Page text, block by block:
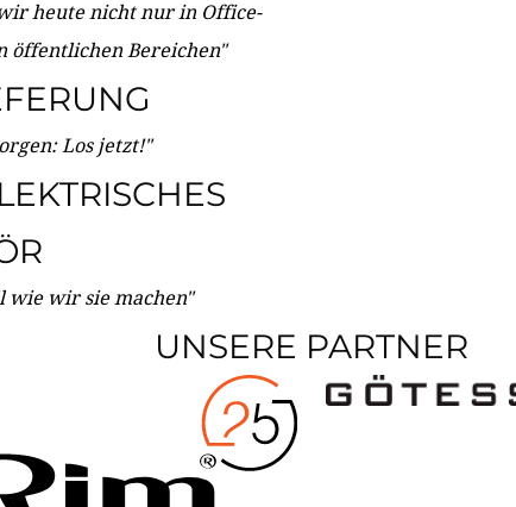
heute nicht nur in Office-
öffentlichen Bereichen"
Los jetzt!"
wie wir sie machen"
UNSERE PARTNER